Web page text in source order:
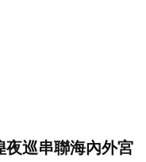
夜巡串聯海內外宮